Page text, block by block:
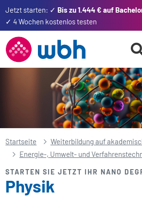
Jetzt starten: ✓ Bis zu 1.444 € auf
✓ 4 Wochen kostenlos testen
Startseite
Weiterbildung auf
Energie-, Umwelt- und
STARTEN SIE JETZT IHR NANO
Physik